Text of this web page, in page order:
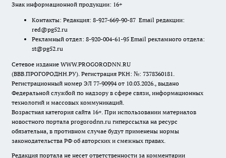
Знак информационной продукции: 16+
Контакты: Редакция: 8-927-669-90-87 Email редакции:
red@pg52.ru
Рекламный отдел: 8-920-004-61-95 Email рекламного отдела:
st@pg52.ru
Сетевое издание WWW.PROGORODNN.RU
(ВВВ.ПРОГОРОДНН.РУ). Регистрация РКН: №: 7378360181.
Регистрационный номер ЭЛ 77-90994 от 10.03.2026., выдано
Федеральной службой по надзору в сфере связи, информационных
технологий и массовых коммуникаций.
Возрастная категория сайта 16+. При использовании материалов
новостного портала progorodnn.ru гиперссылка на ресурс
обязательна, в противном случае будут применены нормы
законодательства РФ об авторских и смежных правах.
Редакция портала не несет ответственности за комментарии